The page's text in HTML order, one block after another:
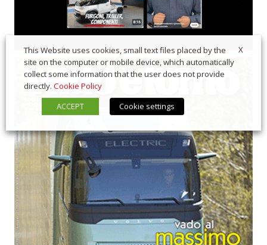
X
This Website uses cookies, small text files placed by the
site on the computer or mobile device, which automatically
collect some information that the user does not provide
directly. Cookie Policy
ACCEPT
Cookie settings